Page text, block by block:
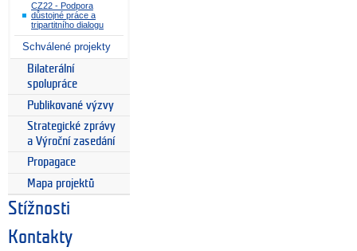
CZ22 - Podpora
důstojné práce a
tripartitního dialogu
Schválené projekty
Bilaterální
spolupráce
Publikované výzvy
Strategické zprávy
a Výroční zasedání
Propagace
Mapa projektů
Stížnosti
Kontakty